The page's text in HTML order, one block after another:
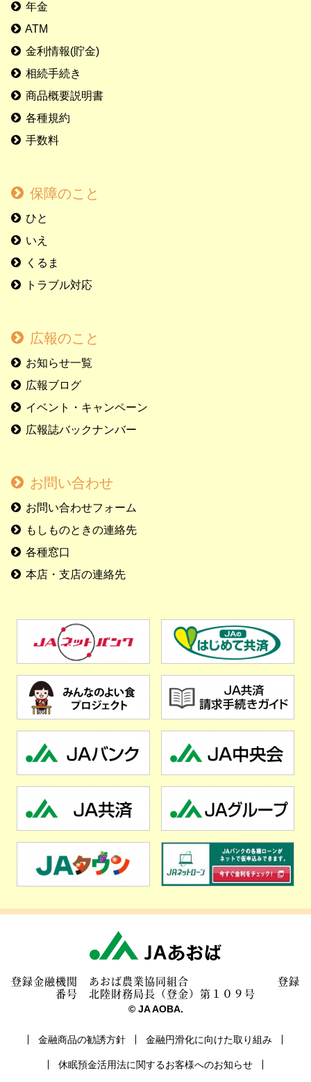
年金
ATM
金利情報(貯金)
相続手続き
商品概要説明書
各種規約
手数料
保障のこと
ひと
いえ
くるま
トラブル対応
広報のこと
お知らせ一覧
広報ブログ
イベント・キャンペーン
広報誌バックナンバー
お問い合わせ
お問い合わせフォーム
もしものときの連絡先
各種窓口
本店・支店の連絡先
登録金融機関 あおば農業協同組合 登録
番号 北陸財務局長（登金）第１０９号
© JA AOBA.
金融商品の勧誘方針 金融円滑化に向けた取り組み
休眠預金活用法に関するお客様へのお知らせ